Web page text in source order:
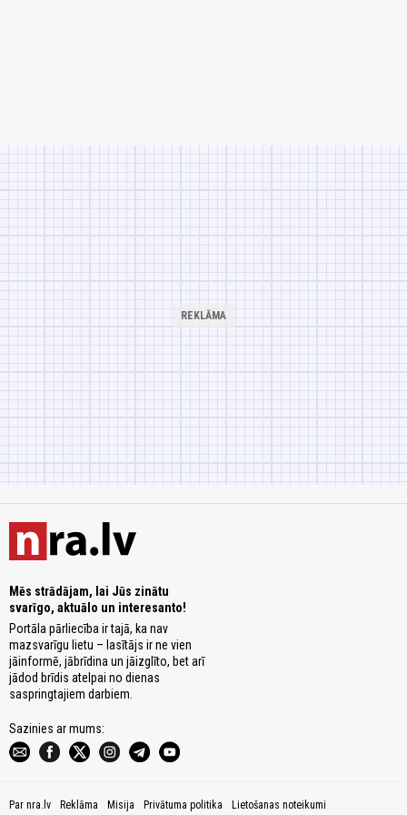
Mēs strādājam, lai Jūs zinātu
svarīgo, aktuālo un interesanto!
Portāla pārliecība ir tajā, ka nav
mazsvarīgu lietu – lasītājs ir ne vien
jāinformē, jābrīdina un jāizglīto, bet arī
jādod brīdis atelpai no dienas
saspringtajiem darbiem.
Sazinies ar mums:
Par nra.lv Reklāma Misija Privātuma politika Lietošanas noteikumi